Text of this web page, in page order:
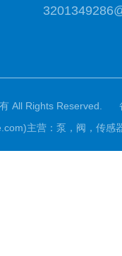
All Rights Reserved.
主营：泵，阀，传